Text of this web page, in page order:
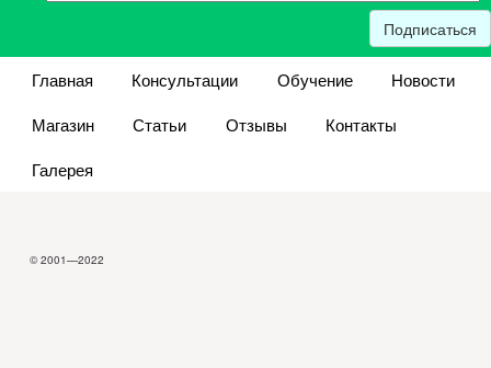
Подписаться
Главная Консультации Обучение
Новости
Магазин
Статьи Отзывы
Контакты
Галерея
© 2001—2022